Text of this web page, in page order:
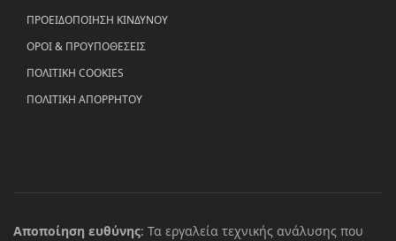
ΠΡΟΕΙΔΟΠΟΙΗΣΗ ΚΙΝΔΥΝΟΥ
ΟΡΟΙ & ΠΡΟΥΠΟΘΕΣΕΙΣ
ΠΟΛΙΤΙΚΗ COOKIES
ΠΟΛΙΤΙΚΗ ΑΠΟΡΡΗΤΟΥ
Αποποίηση ευθύνης: Τα εργαλεία τεχνικής ανάλυσης που